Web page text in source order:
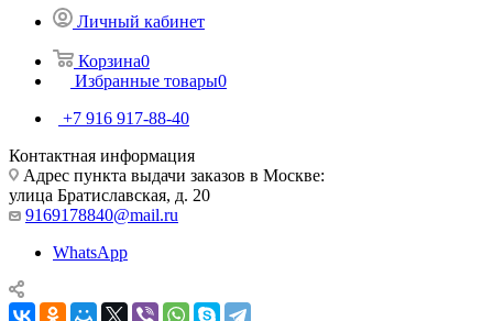
Личный кабинет
Корзина0
Избранные товары0
+7 916 917-88-40
Контактная информация
Адрес пункта выдачи заказов в Москве:
улица Братиславская, д. 20
9169178840@mail.ru
WhatsApp